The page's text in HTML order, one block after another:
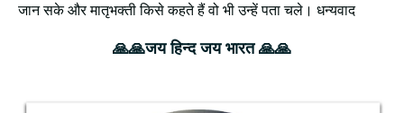
जान सके औरमातृभक्ती किसे कहते हैं वो भी उन्हें पताचले। धन्यवाद
🙏🙏जय हिन्द जय भारत 🙏🙏